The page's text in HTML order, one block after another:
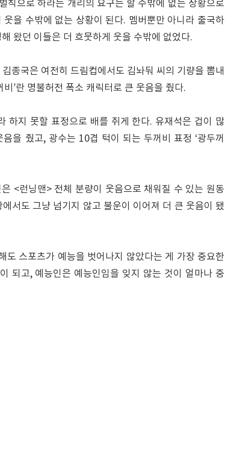
칙으로 하라는 개리의 요구는 할 수밖에 없는 상황으로
을 수밖에 없는 상황이 된다. 멤버뿐만 아니라 출국하
왔던 이들은 더 흐뭇하게 웃을 수밖에 없었다.
종국은 여전히 드림컵에서도 김놔둬 씨의 기량을 뽐내
’란 명불허전 폭소 캐릭터로 큰 웃음을 줬다.
하지 못할 표정으로 배를 쥐게 한다. 유재석은 겁이 많
을 줬고, 광수는 10겹 턱이 되는 두꺼비 표정 ‘광두꺼
<런닝맨> 전체 분량이 웃음으로 채워질 수 있는 원동
서도 그냥 넘기지 않고 불운이 이어져 더 큰 웃음이 됐
도 스포츠가 예능을 벗어나지 않았다는 게 가장 중요한
되고, 예능인은 예능인임을 잊지 않는 것이 얼마나 중